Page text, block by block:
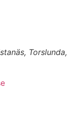
Torslunda,